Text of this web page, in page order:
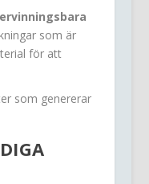
som är
för att
som genererar